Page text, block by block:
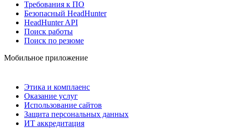
Требования к ПО
Безопасный HeadHunter
HeadHunter API
Поиск работы
Поиск по резюме
Мобильное приложение
Этика и комплаенс
Оказание услуг
Использование сайтов
Защита персональных данных
ИТ аккредитация